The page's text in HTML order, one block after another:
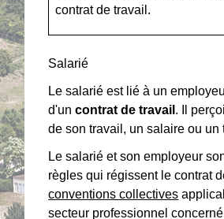
contrat de travail.
Salarié
Le salarié est lié à un
d'uncontrat de travail . Il
de son travail, un salaire ou un
Le salarié et son employeur
règles qui régissent le contrat
conventions collectives
secteur professionnel